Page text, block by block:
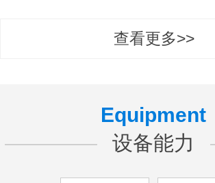
查看更多>>
Equipment
设备能力